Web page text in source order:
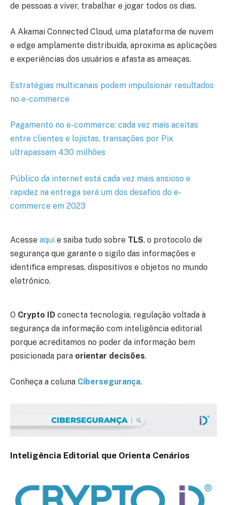
de pessoas a viver, trabalhar e jogar todos os dias.
A Akamai Connected Cloud, uma plataforma de nuvem
e edge amplamente distribuída, aproxima as aplicações
e experiências dos usuários e afasta as ameaças.
Estratégias multicanais podem impulsionar resultados
no e-commerce
Pagamento no e-commerce: cada vez mais aceitas
entre clientes e lojistas, transações por Pix
ultrapassam 430 milhões
Público da internet está cada vez mais ansioso e
rapidez na entrega será um dos desafios do e-
commerce em 2023
Acesse aqui e saiba tudo sobre TLS, o protocolo de
segurança que garante o sigilo das informações e
identifica empresas, dispositivos e objetos no mundo
eletrônico.
O Crypto ID conecta tecnologia, regulação voltada à
segurança da informação com inteligência editorial
porque acreditamos no poder da informação bem
posicionada para orientar decisões.
Conheça a coluna Cibersegurança.
Inteligência Editorial que Orienta Cenários